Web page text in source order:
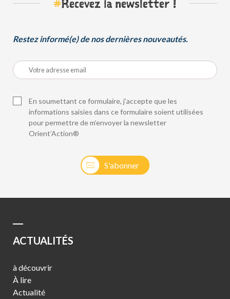
Restez informé(e) de nos dernières nouveautés.
S'abonner
En soumettant ce formulaire, j’accepte que les
informations saisies dans ce formulaire soient utilisées
pour permettre de m’envoyer la newsletter
Orient’Action®
ACTUALITÉS
à découvrir
À lire
Actualité